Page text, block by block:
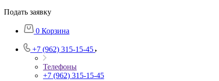
Подать заявку
0 Корзина
+7 (962) 315-15-45
Телефоны
+7 (962) 315-15-45